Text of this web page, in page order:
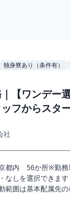
独身寮あり（条件有）
【ワンデー
フからスタ
社
都内 56か所※勤務
なしを選択できま
範囲は基本配属先の